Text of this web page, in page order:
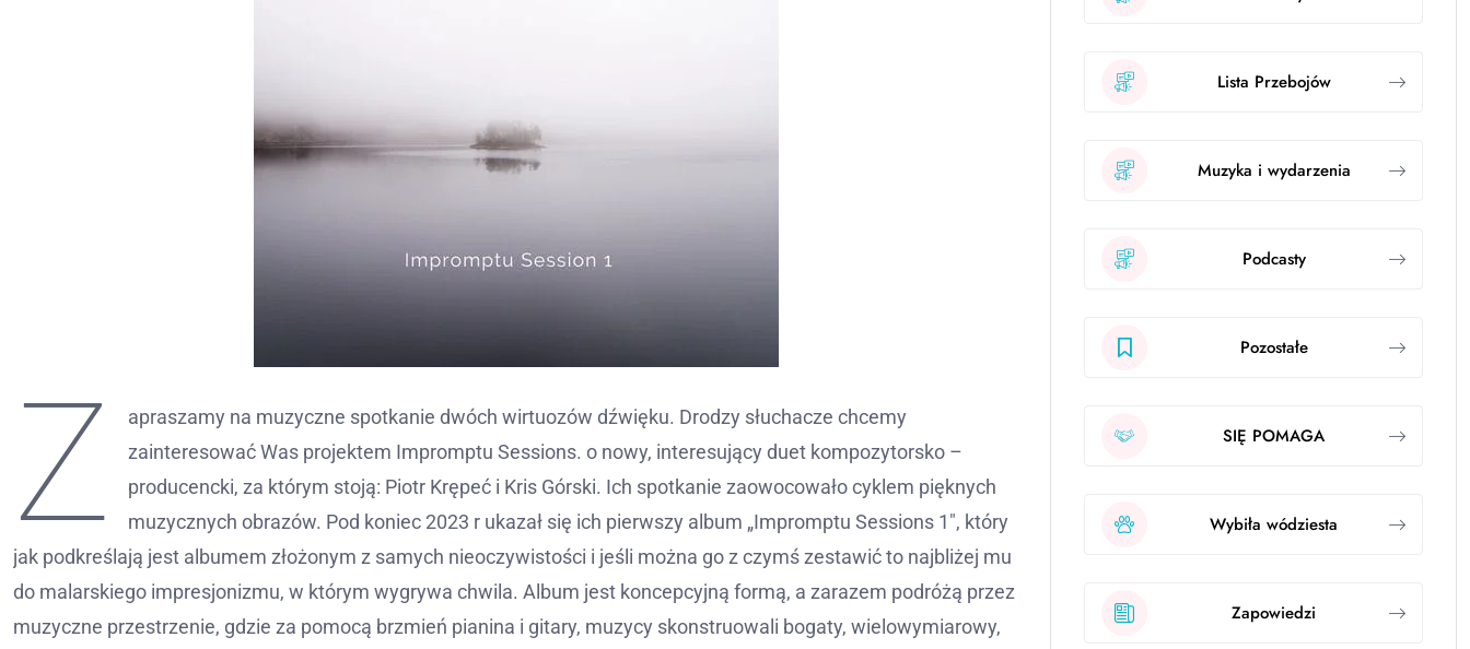
Z
apraszamy na muzyczne spotkanie dwóch wirtuozów dźwięku. Drodzy słuchacze chcemy
zainteresować Was projektem Impromptu Sessions. o nowy, interesujący duet kompozytorsko –
producencki, za którym stoją: Piotr Krępeć i Kris Górski. Ich spotkanie zaowocowało cyklem pięknych
muzycznych obrazów. Pod koniec 2023 r ukazał się ich pierwszy album „Impromptu Sessions 1″, który
jak podkreślają jest albumem złożonym z samych nieoczywistości i jeśli można go z czymś zestawić to najbliżej mu
do malarskiego impresjonizmu, w którym wygrywa chwila. Album jest koncepcyjną formą, a zarazem podróżą przez
muzyczne przestrzenie, gdzie za pomocą brzmień pianina i gitary, muzycy skonstruowali bogaty, wielowymiarowy,
Lista Przebojów
Muzyka i wydarzenia
Podcasty
Pozostałe
SIĘ POMAGA
Wybiła wódziesta
Zapowiedzi